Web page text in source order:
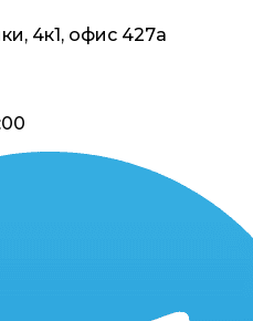
4к1, офис 427а